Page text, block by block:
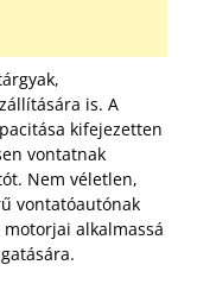
is. A
kifejezetten
vontatnak
Nem véletlen,
vontatóautónak
alkalmassá